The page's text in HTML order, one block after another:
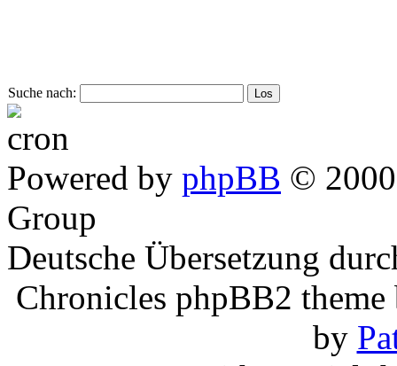
Suche nach:
Powered by phpBB ©
Group
Deutsche Übersetzung
Chronicles phpBB2
by